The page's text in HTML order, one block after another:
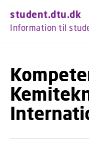
student.dtu.dk
Information til